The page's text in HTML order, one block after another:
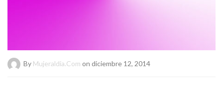
By Mujeraldia.com on diciembre 12, 2014